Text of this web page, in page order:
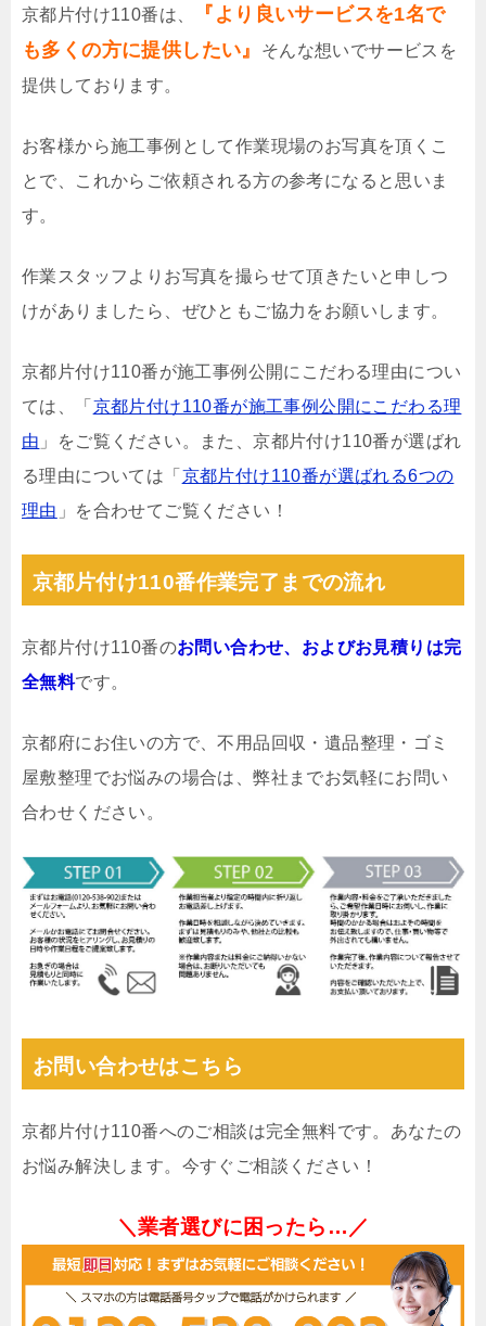
京都片付け110番は、
『より良いサービスを1名で
も多くの方に提供したい』
そんな想いでサービスを
提供しております。
お客様から施工事例として作業現場のお写真を頂くこ
とで、これからご依頼される方の参考になると思いま
す。
作業スタッフよりお写真を撮らせて頂きたいと申しつ
けがありましたら、ぜひともご協力をお願いします。
京都片付け110番が施工事例公開にこだわる理由につい
ては、「 京都片付け110番が施工事例公開にこだわる理
由 」をご覧ください。また、京都片付け110番が選ばれ
る理由については「 京都片付け110番が選ばれる6つの
理由 」を合わせてご覧ください！
京都片付け110番作業完了までの流れ
京都片付け110番のお問い合わせ、およびお見積りは完
全無料です。
京都府にお住いの方で、不用品回収・遺品整理・ゴミ
屋敷整理でお悩みの場合は、弊社までお気軽にお問い
合わせください。
お問い合わせはこちら
京都片付け110番へのご相談は完全無料です。あなたの
お悩み解決します。今すぐご相談ください！
＼業者選びに困ったら…／